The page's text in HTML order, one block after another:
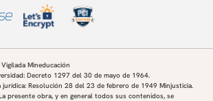
Mineducación
Decreto 1297 del 30 de mayo de 1964.
jurídica: Resolución 28 del 23 de febrero de 1949 Minjusticia.
presente obra, y en general todos sus contenidos, se